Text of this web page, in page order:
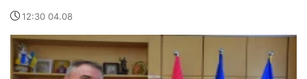
12:30 04.08